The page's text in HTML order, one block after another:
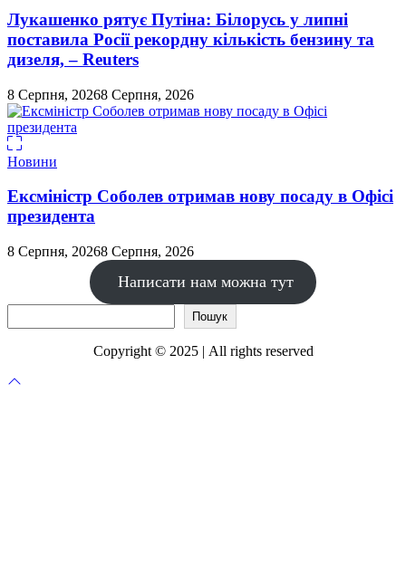
Лукашенко рятує Путіна: Білорусь у липні
поставила Росії рекордну кількість бензину та
дизеля, – Reuters
8 Серпня, 20268 Серпня, 2026
Новини
Ексміністр Соболев отримав нову посаду в Офісі
президента
8 Серпня, 20268 Серпня, 2026
Написати нам можна тут
Пошук
Copyright © 2025 | All rights reserved
Прокрутка